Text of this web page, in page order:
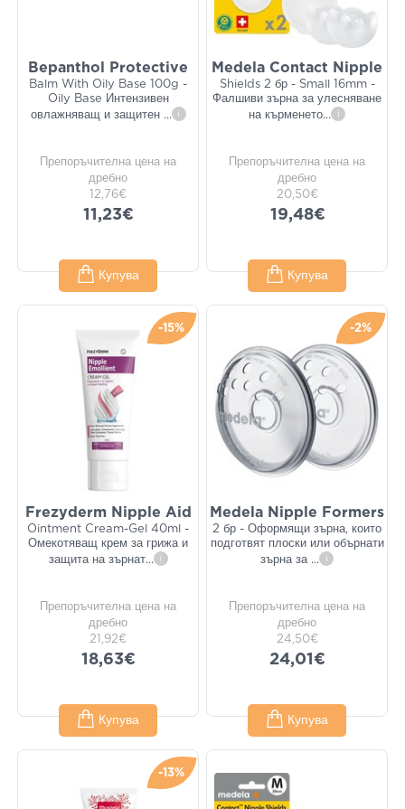
Bepanthol Protective
Balm With Oily Base 100g -
Oily Base Интензивен
овлажняващ и защитен ... i
Препоръчителна цена на
дребно
12,76€
11,23€
Купува
Medela Contact Nipple
Shields 2 бр - Small 16mm -
Фалшиви зърна за улесняване
на кърменето... i
Препоръчителна цена на
дребно
20,50€
19,48€
Купува
-15%
Frezyderm Nipple Aid
Ointment Cream-Gel 40ml -
Омекотяващ крем за грижа и
защита на зърнат... i
Препоръчителна цена на
дребно
21,92€
18,63€
Купува
-2%
Medela Nipple Formers
2 бр - Оформящи зърна, които
подготвят плоски или обърнати
зърна за ... i
Препоръчителна цена на
дребно
24,50€
24,01€
Купува
-13%